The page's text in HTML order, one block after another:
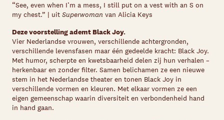
“See, even when I’m a mess, I still put on a vest with an S on
my chest.” | uit Superwoman van Alicia Keys
Deze voorstelling ademt Black Joy.
Vier Nederlandse vrouwen, verschillende achtergronden,
verschillende levensfasen maar één gedeelde kracht: Black Joy.
Met humor, scherpte en kwetsbaarheid delen zij hun verhalen –
herkenbaar en zonder filter. Samen belichamen ze een nieuwe
stem in het Nederlandse theater en tonen Black Joy in
verschillende vormen en kleuren. Met elkaar vormen ze een
eigen gemeenschap waarin diversiteit en verbondenheid hand
in hand gaan.